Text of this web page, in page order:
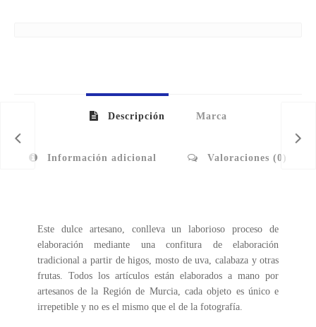
Descripción Marca
Información adicional Valoraciones (0)
Este dulce artesano, conlleva un laborioso proceso de
elaboración mediante una confitura de elaboración
tradicional a partir de higos, mosto de uva, calabaza y otras
frutas. Todos los artículos están elaborados a mano por
artesanos de la Región de Murcia, cada objeto es único e
irrepetible y no es el mismo que el de la fotografía.